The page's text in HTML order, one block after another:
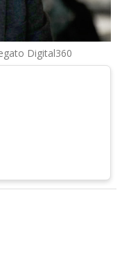
Digital360